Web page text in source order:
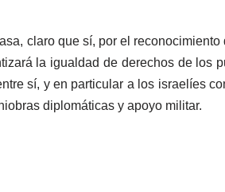
claro que sí, por el
la igualdad de derechos de los
sí, y en particular a los israelíes
diplomáticas y apoyo militar.